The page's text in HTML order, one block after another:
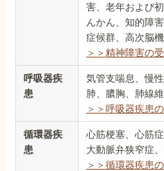
害、老年および
んかん、知的障
症候群、高次脳
＞＞精神障害の
呼吸器疾
患
気管支喘息、慢
肺、膿胸、肺線
＞＞呼吸器疾患
循環器疾
患
心筋梗塞、心筋
大動脈弁狭窄症
＞＞循環器疾患